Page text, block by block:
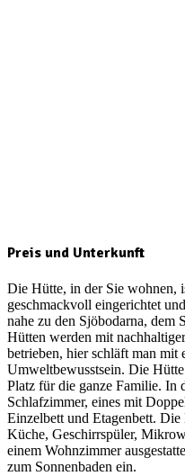
Preis und Unterkunft
Die Hütte, in der Sie wohnen,
geschmackvoll eingerichtet
nahe zu den Sjöbodarna, dem
Hütten werden mit
betrieben, hier schläft man mit
Umweltbewusstsein. Die
Platz für die ganze Familie. In
Schlafzimmer, eines mit
Einzelbett und Etagenbett.
Küche, Geschirrspüler,
einem Wohnzimmer
zum Sonnenbaden ein.